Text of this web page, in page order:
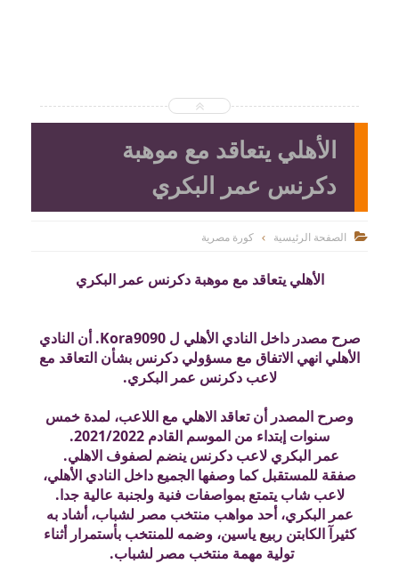
الأهلي يتعاقد مع موهبة
دكرنس عمر البكري
 الصفحة الرئيسية كورة مصرية
الأهلي يتعاقد مع موهبة دكرنس عمر البكري
صرح مصدر داخل النادي الأهلي ل Kora9090. أن النادي
الأهلي انهي الاتفاق مع مسؤولي دكرنس بشأن التعاقد مع
لاعب دكرنس عمر البكري.
وصرح المصدر أن تعاقد الاهلي مع اللاعب، لمدة خمس
سنوات إبتداء من الموسم القادم 2021/2022.
عمر البكري لاعب دكرنس ينضم لصفوف الاهلي.
صفقة للمستقبل كما وصفها الجميع داخل النادي الأهلي،
لاعب شاب يتمتع بمواصفات فنية ولجنبة عالية جدا.
عمر البكري، أحد مواهب منتخب مصر لشباب، أشاد به
كثيرآ الكابتن ربيع ياسين، وضمه للمنتخب بأستمرار أثناء
تولية مهمة منتخب مصر لشباب.